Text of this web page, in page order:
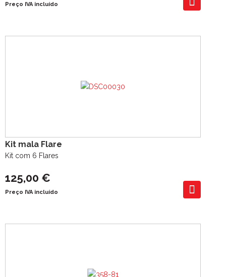
Preço IVA incluído
Kit mala Flare
Kit com 6 Flares
125,00 €
Preço IVA incluído